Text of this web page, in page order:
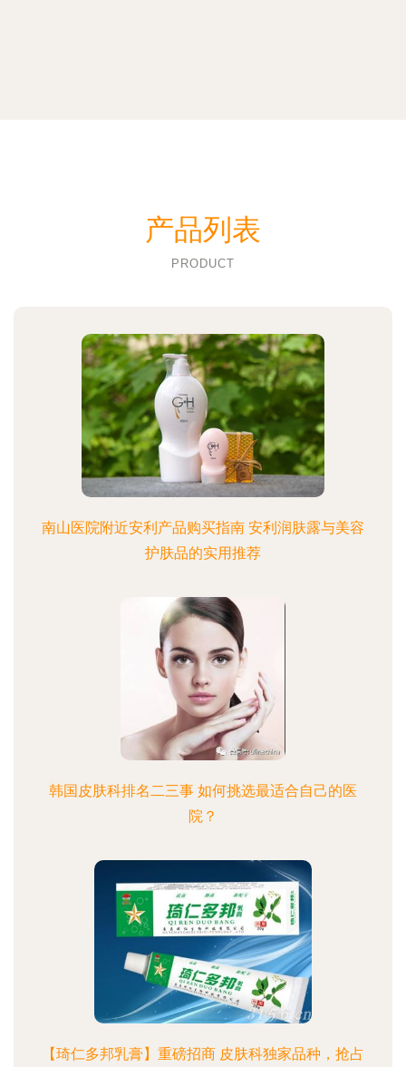
产品列表
PRODUCT
南山医院附近安利产品购买指南 安利润肤露与美容
护肤品的实用推荐
韩国皮肤科排名二三事 如何挑选最适合自己的医
院？
【琦仁多邦乳膏】重磅招商 皮肤科独家品种，抢占